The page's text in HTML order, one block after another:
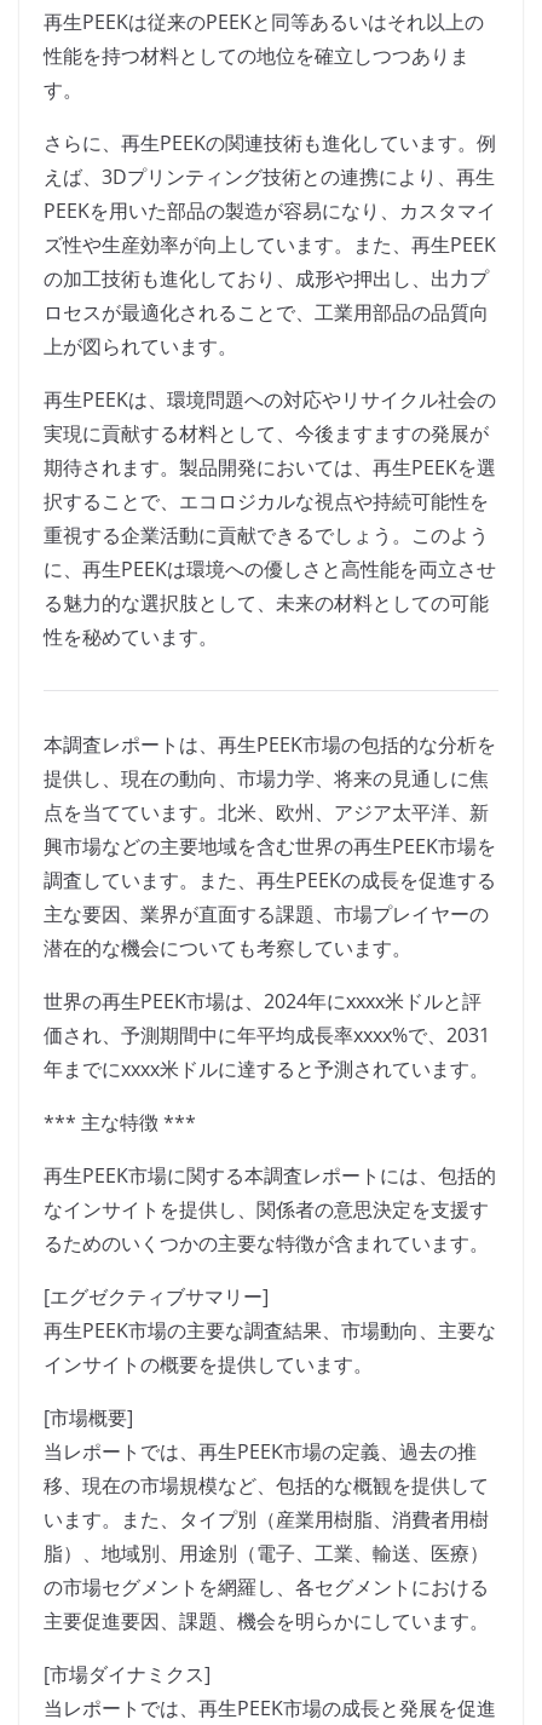
再生PEEKは従来のPEEKと同等あるいはそれ以上の
性能を持つ材料としての地位を確立しつつありま
す。
さらに、再生PEEKの関連技術も進化しています。例
えば、3Dプリンティング技術との連携により、再生
PEEKを用いた部品の製造が容易になり、カスタマイ
ズ性や生産効率が向上しています。また、再生PEEK
の加工技術も進化しており、成形や押出し、出力プ
ロセスが最適化されることで、工業用部品の品質向
上が図られています。
再生PEEKは、環境問題への対応やリサイクル社会の
実現に貢献する材料として、今後ますますの発展が
期待されます。製品開発においては、再生PEEKを選
択することで、エコロジカルな視点や持続可能性を
重視する企業活動に貢献できるでしょう。このよう
に、再生PEEKは環境への優しさと高性能を両立させ
る魅力的な選択肢として、未来の材料としての可能
性を秘めています。
本調査レポートは、再生PEEK市場の包括的な分析を
提供し、現在の動向、市場力学、将来の見通しに焦
点を当てています。北米、欧州、アジア太平洋、新
興市場などの主要地域を含む世界の再生PEEK市場を
調査しています。また、再生PEEKの成長を促進する
主な要因、業界が直面する課題、市場プレイヤーの
潜在的な機会についても考察しています。
世界の再生PEEK市場は、2024年にxxxx米ドルと評
価され、予測期間中に年平均成長率xxxx%で、2031
年までにxxxx米ドルに達すると予測されています。
*** 主な特徴 ***
再生PEEK市場に関する本調査レポートには、包括的
なインサイトを提供し、関係者の意思決定を支援す
るためのいくつかの主要な特徴が含まれています。
[エグゼクティブサマリー]
再生PEEK市場の主要な調査結果、市場動向、主要な
インサイトの概要を提供しています。
[市場概要]
当レポートでは、再生PEEK市場の定義、過去の推
移、現在の市場規模など、包括的な概観を提供して
います。また、タイプ別（産業用樹脂、消費者用樹
脂）、地域別、用途別（電子、工業、輸送、医療）
の市場セグメントを網羅し、各セグメントにおける
主要促進要因、課題、機会を明らかにしています。
[市場ダイナミクス]
当レポートでは、再生PEEK市場の成長と発展を促進